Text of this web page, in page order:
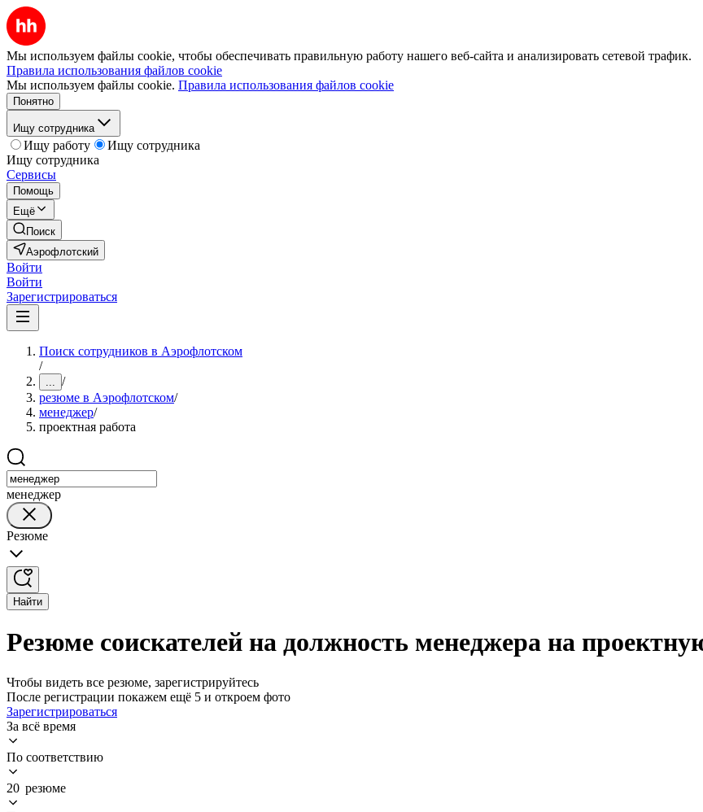
Мы используем файлы cookie, чтобы обеспечивать правильную работу нашего веб-сайта и анализировать сетевой трафик.
Правила использования файлов cookie
Мы используем файлы cookie. Правила использования файлов cookie
Понятно
Ищу сотрудника
Ищу работу
Ищу сотрудника
Ищу сотрудника
Сервисы
Помощь
Ещё
Поиск
Аэрофлотский
Войти
Войти
Зарегистрироваться
Поиск сотрудников в Аэрофлотском
/
... /
резюме в Аэрофлотском/
менеджер/
проектная работа
менеджер
Резюме
Найти
Резюме соискателей на должность менеджера на
Чтобы видеть все резюме, зарегистрируйтесь
После регистрации покажем ещё 5 и откроем фото
Зарегистрироваться
За всё время
По соответствию
20 резюме